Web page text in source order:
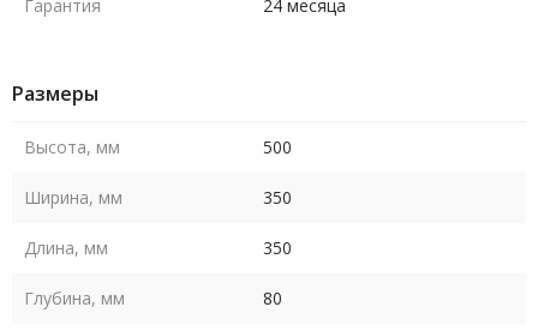
Гарантия 24 месяца
Размеры
Высота, мм 500
Ширина, мм 350
Длина, мм 350
Глубина, мм 80